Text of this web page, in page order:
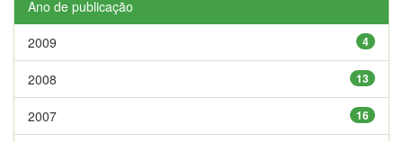
Ano de publicação
4
2009
13
2008
16
2007